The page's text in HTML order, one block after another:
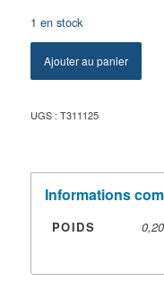
1 en stock
Ajouter au panier
UGS : T311125
Informations
POIDS